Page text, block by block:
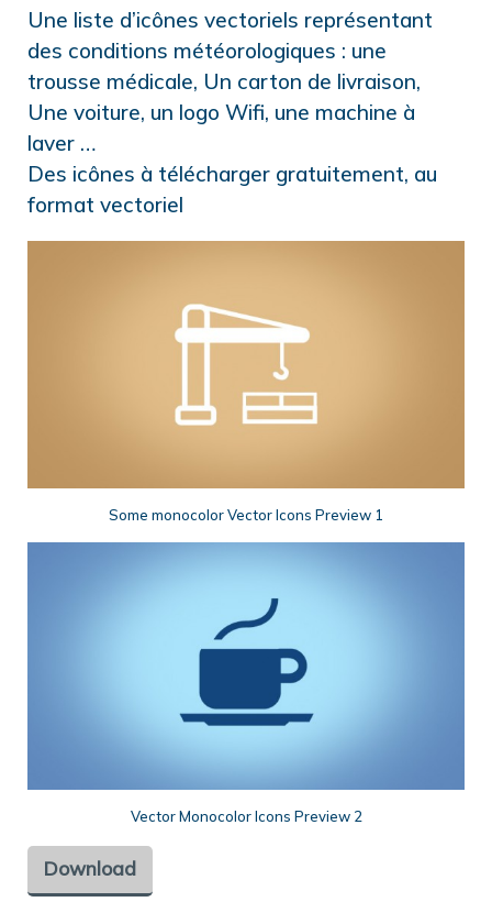
Une liste d’icônes vectoriels représentant
des conditions météorologiques : une
trousse médicale, Un carton de livraison,
Une voiture, un logo Wifi, une machine à
laver …
Des icônes à télécharger gratuitement, au
format vectoriel
Some monocolor Vector Icons Preview 1
Vector Monocolor Icons Preview 2
Download